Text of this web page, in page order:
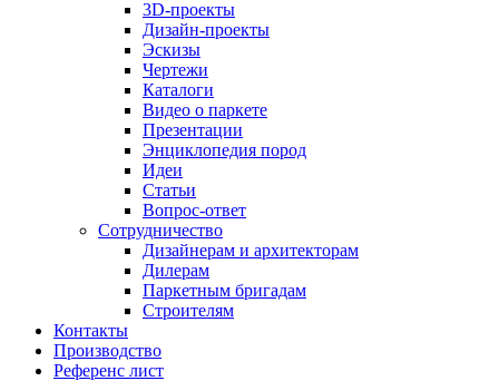
3D-проекты
Дизайн-проекты
Эскизы
Чертежи
Каталоги
Видео о паркете
Презентации
Энциклопедия пород
Идеи
Статьи
Вопрос-ответ
Сотрудничество
Дизайнерам и архитекторам
Дилерам
Паркетным бригадам
Строителям
Контакты
Производство
Референс лист